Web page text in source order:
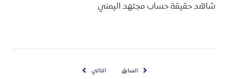
شاهد حقيقة حساب مجتهد اليمني
السابق التالي